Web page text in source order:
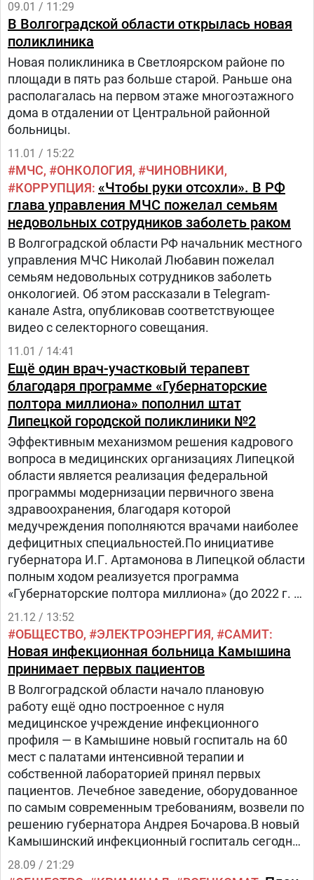
09.01 / 11:29
В Волгоградской области открылась новая
поликлиника
Новая поликлиника в Светлоярском районе по
площади в пять раз больше старой. Раньше она
располагалась на первом этаже многоэтажного
дома в отдалении от Центральной районной
больницы.
11.01 / 15:22
МЧС ОНКОЛОГИЯ
ЧИНОВНИКИ
КОРРУПЦИЯ «Чтобы руки отсохли». В РФ
глава управления МЧС пожелал семьям
недовольных сотрудников заболеть раком
В Волгоградской области РФ начальник местного
управления МЧС Николай Любавин пожелал
семьям недовольных сотрудников заболеть
онкологией. Об этом рассказали в Telegram-
канале Astra, опубликовав соответствующее
видео с селекторного совещания.
11.01 / 14:41
Ещё один врач-участковый терапевт
благодаря программе «Губернаторские
полтора миллиона» пополнил штат
Липецкой городской поликлиники №2
Эффективным механизмом решения кадрового
вопроса в медицинских организациях Липецкой
области является реализация федеральной
программы модернизации первичного звена
здравоохранения, благодаря которой
медучреждения пополняются врачами наиболее
дефицитных специальностей.По инициативе
губернатора И.Г. Артамонова в Липецкой области
полным ходом реализуется программа
«Губернаторские полтора миллиона» (до 2022 г. –
«Губернаторский миллион»).
21.12 / 13:52
ОБЩЕСТВО ЭЛЕКТРОЭНЕРГИЯ САМИТ
Новая инфекционная больница Камышина
принимает первых пациентов
В Волгоградской области начало плановую
работу ещё одно построенное с нуля
медицинское учреждение инфекционного
профиля — в Камышине новый госпиталь на 60
мест с палатами интенсивной терапии и
собственной лабораторией принял первых
пациентов. Лечебное заведение, оборудованное
по самым современным требованиям, возвели по
решению губернатора Андрея Бочарова.В новый
Камышинский инфекционный госпиталь сегодня
перевели пациентов из старого корпуса.
28.09 / 21:29